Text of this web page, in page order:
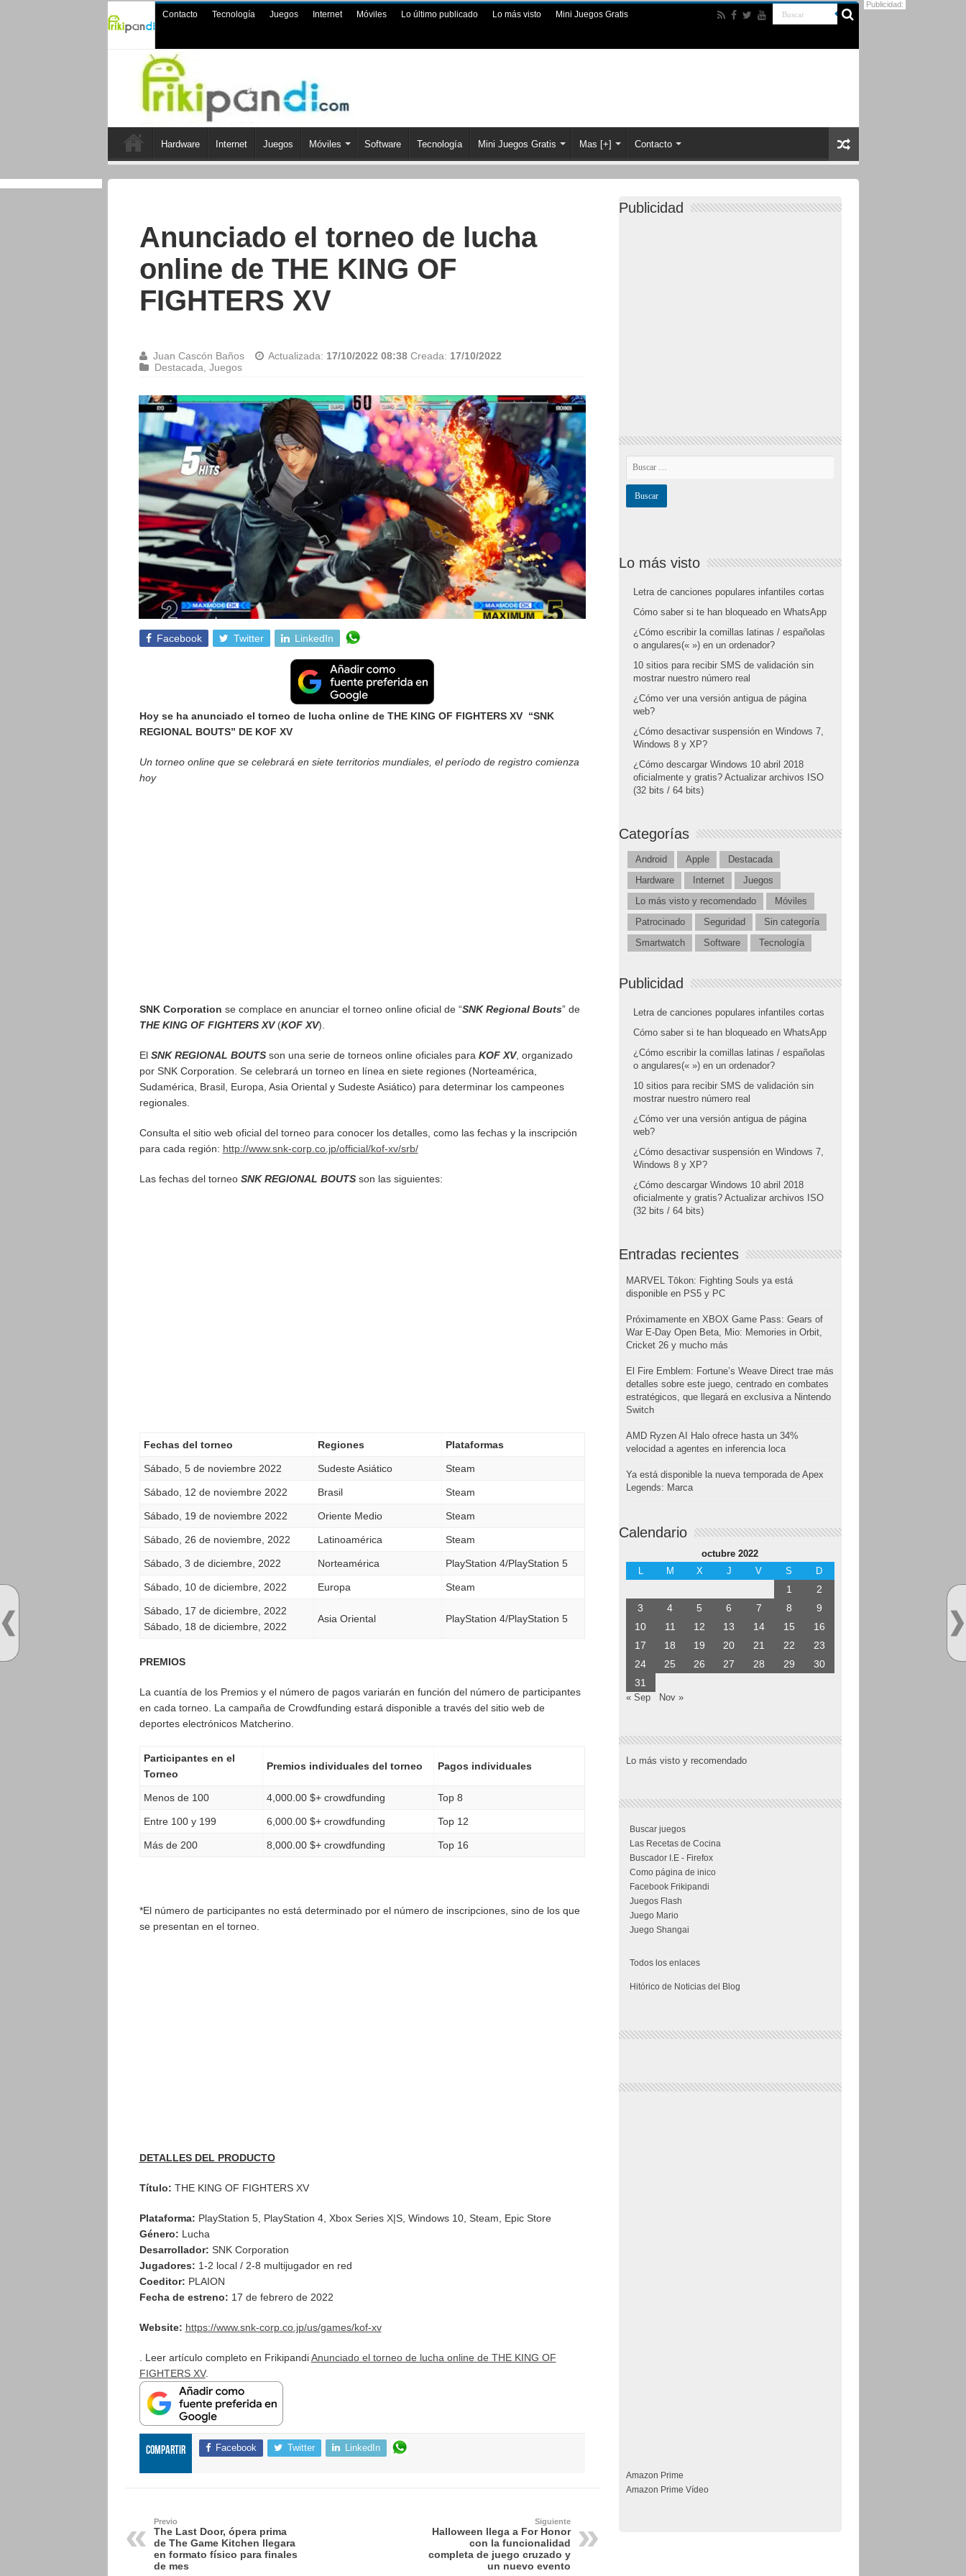
Contacto Tecnología Juegos Internet Móviles Lo último publicado Lo más visto Mini Juegos Gratis
Hardware Internet Juegos Móviles Software Tecnología Mini Juegos Gratis Mas [+] Contacto
Anunciado el torneo de lucha
online de THE KING OF
FIGHTERS XV
Juan Cascón Baños Actualizada: 17/10/2022 08:38 Creada: 17/10/2022
Destacada Juegos
Facebook Twitter LinkedIn
Hoy se ha anunciado el torneo de lucha online de THE KING OF FIGHTERS XV “SNK
REGIONAL BOUTS” DE KOF XV
Un torneo online que se celebrará en siete territorios mundiales, el período de registro comienza
hoy
SNK Corporation se complace en anunciar el torneo online oficial de “SNK Regional Bouts” de
THE KING OF FIGHTERS XV(KOF XV).
El SNK REGIONAL BOUTSson una serie de torneos online oficiales para KOF XV, organizado
por SNK Corporation. Se celebrará un torneo en línea en siete regiones (Norteamérica,
Sudamérica, Brasil, Europa, Asia Oriental y Sudeste Asiático) para determinar los campeones
regionales.
Consulta el sitio web oficial del torneo para conocer los detalles, como las fechas y la inscripción
para cada región: http://www.snk-corp.co.jp/official/kof-xv/srb/
Las fechas del torneo SNK REGIONAL BOUTSson las siguientes:
Fechas del torneo Regiones Plataformas
Sábado, 5 de noviembre 2022 Sudeste Asiático Steam
Sábado, 12 de noviembre 2022 Brasil Steam
Sábado, 19 de noviembre 2022 Oriente Medio Steam
Sábado, 26 de noviembre, 2022 Latinoamérica Steam
Sábado, 3 de diciembre, 2022 Norteamérica PlayStation 4/PlayStation 5
Sábado, 10 de diciembre, 2022 Europa Steam
Sábado, 17 de diciembre, 2022
Sábado, 18 de diciembre, 2022
Asia Oriental PlayStation 4/PlayStation 5
PREMIOS
La cuantía de los Premios y el número de pagos variarán en función del número de participantes
en cada torneo. La campaña de Crowdfunding estará disponible a través del sitio web de
deportes electrónicos Matcherino.
Participantes en el
Torneo
Premios individuales del torneo Pagos individuales
Menos de 100 4,000.00 $+ crowdfunding Top 8
Entre 100 y 199 6,000.00 $+ crowdfunding Top 12
Más de 200 8,000.00 $+ crowdfunding Top 16
*El número de participantes no está determinado por el número de inscripciones, sino de los que
se presentan en el torneo.
DETALLES DEL PRODUCTO
Título: THE KING OF FIGHTERS XV
Plataforma: PlayStation 5, PlayStation 4, Xbox Series X|S, Windows 10, Steam, Epic Store
Género: Lucha
Desarrollador: SNK Corporation
Jugadores: 1-2 local / 2-8 multijugador en red
Coeditor: PLAION
Fecha de estreno: 17 de febrero de 2022
Website: https://www.snk-corp.co.jp/us/games/kof-xv
. Leer artículo completo en FrikipandiAnunciado el torneo de lucha online de THE KING OF
FIGHTERS XV.
Compartir Facebook Twitter LinkedIn
Previo
The Last Door, ópera prima
de The Game Kitchen llegara
en formato físico para finales
de mes
Siguiente
Halloween llega a For Honor
con la funcionalidad
completa de juego cruzado y
un nuevo evento
Publicidad
Lo más visto
Letra de canciones populares infantiles cortas
Cómo saber si te han bloqueado en WhatsApp
¿Cómo escribir la comillas latinas / españolas
o angulares(« ») en un ordenador?
10 sitios para recibir SMS de validación sin
mostrar nuestro número real
¿Cómo ver una versión antigua de página
web?
¿Cómo desactivar suspensión en Windows 7,
Windows 8 y XP?
¿Cómo descargar Windows 10 abril 2018
oficialmente y gratis? Actualizar archivos ISO
(32 bits / 64 bits)
Categorías
Android Apple
Destacada
Hardware
Internet
Juegos
Lo más visto y recomendado
Móviles
Patrocinado
Seguridad
Sin categoría
Smartwatch
Software Tecnología
Publicidad
Letra de canciones populares infantiles cortas
Cómo saber si te han bloqueado en WhatsApp
¿Cómo escribir la comillas latinas / españolas
o angulares(« ») en un ordenador?
10 sitios para recibir SMS de validación sin
mostrar nuestro número real
¿Cómo ver una versión antigua de página
web?
¿Cómo desactivar suspensión en Windows 7,
Windows 8 y XP?
¿Cómo descargar Windows 10 abril 2018
oficialmente y gratis? Actualizar archivos ISO
(32 bits / 64 bits)
Entradas recientes
MARVEL Tōkon: Fighting Souls ya está
disponible en PS5 y PC
Próximamente en XBOX Game Pass: Gears of
War E-Day Open Beta, Mio: Memories in Orbit,
Cricket 26 y mucho más
El Fire Emblem: Fortune’s Weave Direct trae más
detalles sobre este juego, centrado en combates
estratégicos, que llegará en exclusiva a Nintendo
Switch
AMD Ryzen AI Halo ofrece hasta un 34%
velocidad a agentes en inferencia loca
Ya está disponible la nueva temporada de Apex
Legends: Marca
Calendario
octubre 2022
L
M X J V S D
1
2
3
4 5 6 7 8
9
10
11 12 13 14 15
16
17
18 19 20 21 22
23
24
25 26 27 28 29
30
31
« Sep Nov »
Lo más visto y recomendado
Buscar juegos
Las Recetas de Cocina
Buscador I.E - Firefox
Como página de inico
Facebook Frikipandi
Juegos Flash
Juego Mario
Juego Shangai
Todos los enlaces
Hitórico de Noticias del Blog
Publicidad:
Amazon Prime
Amazon Prime Vídeo